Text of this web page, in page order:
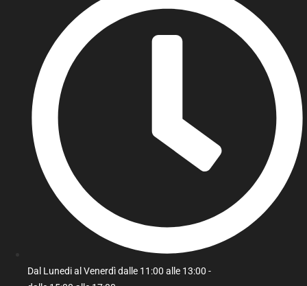
Dal Lunedi al Venerdì dalle 11:00 alle 13:00 -